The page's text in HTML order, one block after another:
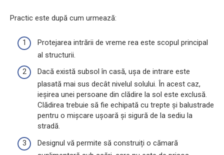
Practic este după cum urmează:
Protejarea intrării de vreme rea este scopul principal
al structurii.
Dacă există subsol în casă, ușa de intrare este
plasată mai sus decât nivelul solului. În acest caz,
ieșirea unei persoane din clădire la sol este exclusă.
Clădirea trebuie să fie echipată cu trepte și balustrade
pentru o mișcare ușoară și sigură de la sediu la
stradă.
Designul vă permite să construiți o cămară